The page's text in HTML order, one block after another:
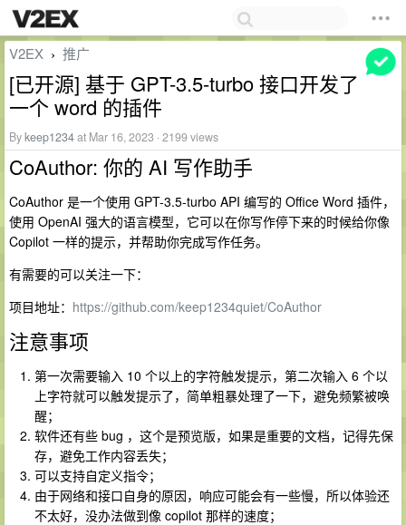
V2EX › 推广
[已开源] 基于 GPT-3.5-turbo 接口开发了
一个 word 的插件
Bykeep1234at Mar 16, 2023 · 2199 views
CoAuthor: 你的 AI 写作助手
CoAuthor 是一个使用 GPT-3.5-turbo API 编写的 Office Word 插件，
使用 OpenAI 强大的语言模型，它可以在你写作停下来的时候给你像
Copilot 一样的提示，并帮助你完成写作任务。
有需要的可以关注一下：
项目地址： https://github.com/keep1234quiet/CoAuthor
注意事项
第一次需要输入 10 个以上的字符触发提示，第二次输入 6 个以
上字符就可以触发提示了，简单粗暴处理了一下，避免频繁被唤
醒；
软件还有些 bug ，这个是预览版，如果是重要的文档，记得先保
存，避免工作内容丢失；
可以支持自定义指令；
由于网络和接口自身的原因，响应可能会有一些慢，所以体验还
不太好，没办法做到像 copilot 那样的速度；